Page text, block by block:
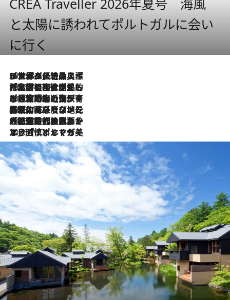
CREA Traveller 2026年夏号 海風
と太陽に誘われてポルトガルに会い
に行く
2026.8.8
リスボンの絶品スイーツ「パステル・デ・ナタ」とは？ポルトガル伝統の奥深い世界へ
2026.7.27
「私の祖国はポルトガル語です」国民的詩人フェルナンド・ペソアと、彼が愛した文学の街を歩く
2026.7.26
ポルトガル近海が育む極上の海の幸。キリリと冷えた白ワインと愉しむ、シーフード専門店の贅沢
2026.7.22
伝統の味をモダンに昇華。高感度な地元客が集う、リスボンの最旬ガストロノミー
2026.7.21
大航海時代の栄華から、震災、独裁、そして革命へ。ポルトガル・首都リスボンの石畳に刻まれた「歴史の光と影」
2026.7.13
エッセイ・ヤマザキマリ「慎ましくも美しき国 ポルトガル」